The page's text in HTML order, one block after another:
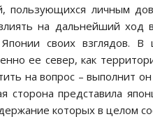
пользующихся личным
на дальнейший ход
своих взглядов. В
ее север, как
на вопрос – выполнит
сторона представила
которых в целом